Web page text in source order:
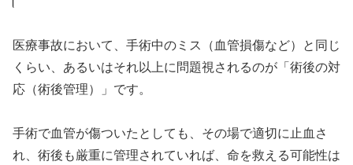
医療事故において、手術中のミス（血管損傷など）と同じ
くらい、あるいはそれ以上に問題視されるのが「術後の対
応（術後管理）」です。
手術で血管が傷ついたとしても、その場で適切に止血さ
れ、術後も厳重に管理されていれば、命を救える可能性は